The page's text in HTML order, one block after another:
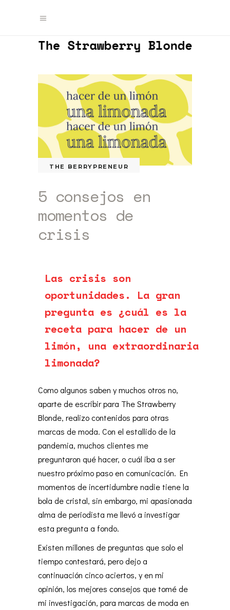
THE BERRYPRENEUR
5 consejos en
momentos de
crisis
Las crisis son
oportunidades. La gran
pregunta es ¿cuál es la
receta para hacer de un
limón, una extraordinaria
limonada?
Como algunos saben y muchos otros no,
aparte de escribir para The Strawberry
Blonde, realizo contenidos para otras
marcas de moda. Con el estallido de la
pandemia, muchos clientes me
preguntaron qué hacer, o cuál iba a ser
nuestro próximo paso en comunicación. En
momentos de incertidumbre nadie tiene la
bola de cristal, sin embargo, mi apasionada
alma de periodista me llevó a investigar
esta pregunta a fondo.
Existen millones de preguntas que solo el
tiempo contestará, pero dejo a
continuación cinco aciertos, y en mi
opinión, los mejores consejos que tomé de
mi investigación, para marcas de moda en